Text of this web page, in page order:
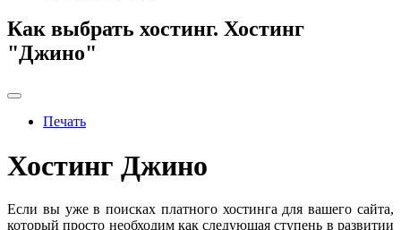
Как выбрать хостинг. Хостинг
"Джино"
Печать
Хостинг Джино
Если вы уже в поисках платного хостинга для вашего сайта,
который просто необходим как следующая ступень в развитии